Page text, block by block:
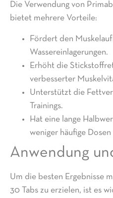
Die Verwendung von
bietet mehrere Vorteile:
Fördert den
Wassereinlagerungen.
Erhöht die
verbesserter
Unterstützt die
Trainings.
Hat eine lange
weniger häufige
Anwendung
Um die besten Ergebnisse
30 Tabs zu erzielen, ist es